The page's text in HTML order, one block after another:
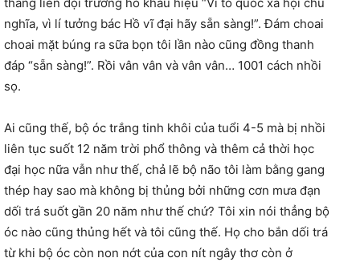
nghĩa, vì lí tưởng bác Hồ vĩ đại hãy sẵn sàng!”. Đám choai
choai mặt búng ra sữa bọn tôi lần nào cũng đồng thanh
đáp “sẵn sàng!”. Rồi vân vân và vân vân… 1001 cách nhồi
sọ.
Ai cũng thế, bộ óc trắng tinh khôi của tuổi 4-5 mà bị nhồi
liên tục suốt 12 năm trời phổ thông và thêm cả thời học
đại học nữa vẫn như thế, chả lẽ bộ não tôi làm bằng gang
thép hay sao mà không bị thủng bởi những cơn mưa đạn
dối trá suốt gần 20 năm như thế chứ? Tôi xin nói thẳng bộ
óc nào cũng thủng hết và tôi cũng thế. Họ cho bắn dối trá
từ khi bộ óc còn non nớt của con nít ngây thơ còn ở